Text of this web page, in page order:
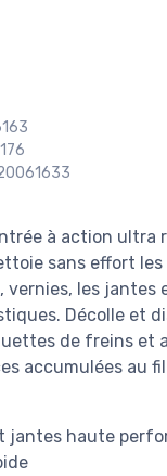
à action ultra
sans effort
vernies, les jantes
Décolle et
de freins et
accumulées au
jantes haute